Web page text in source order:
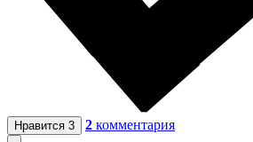
Нравится 3 2 комментария